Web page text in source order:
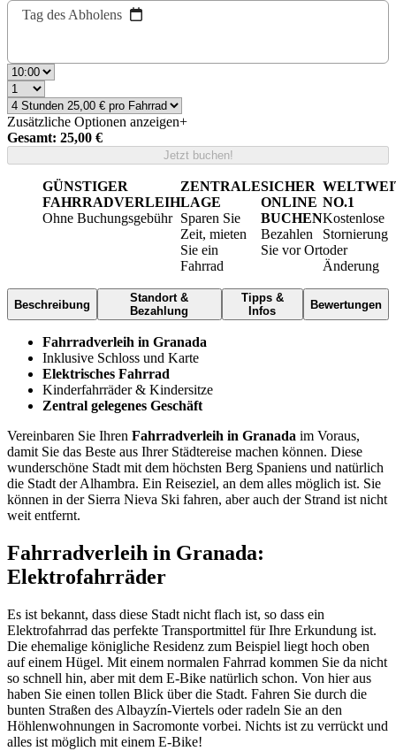
Tag des Abholens
Zusätzliche Optionen anzeigen+
Gesamt: 25,00 €
Jetzt buchen!
GÜNSTIGER
FAHRRADVERLEIH
Ohne Buchungsgebühr
ZENTRALE
LAGE
Sparen Sie
Zeit, mieten
Sie ein
Fahrrad
SICHER
ONLINE
BUCHEN
Bezahlen
Sie vor Ort
NO.1
Kostenlose
Stornierung
oder
Änderung
Beschreibung
Standort &
Bezahlung
Tipps &
Infos
Bewertungen
Fahrradverleih in Granada
Inklusive Schloss und Karte
Elektrisches Fahrrad
Kinderfahrräder & Kindersitze
Zentral gelegenes Geschäft
Vereinbaren Sie Ihren Fahrradverleih in Granada im Voraus,
damit Sie das Beste aus Ihrer Städtereise machen können. Diese
wunderschöne Stadt mit dem höchsten Berg Spaniens und natürlich
die Stadt derAlhambra. Ein Reiseziel, an dem alles möglich ist. Sie
können in der Sierra Nieva Ski fahren, aber auch der Strand ist nicht
weit entfernt.
Fahrradverleih in Granada:
Elektrofahrräder
Es ist bekannt, dass diese Stadt nicht flach ist, so dass ein
Elektrofahrrad das perfekte Transportmittel für Ihre Erkundung ist.
Die ehemalige königliche Residenz zum Beispiel liegt hoch oben
auf einem Hügel. Mit einem normalen Fahrrad kommen Sie da nicht
so schnell hin, aber mit dem E-Bike natürlich schon. Von hier aus
haben Sie einen tollen Blick über die Stadt. Fahren Sie durch die
bunten Straßen des Albayzín-Viertels oder radeln Sie an den
Höhlenwohnungen in Sacromonte vorbei. Nichts ist zu verrückt und
alles ist möglich mit einem E-Bike!